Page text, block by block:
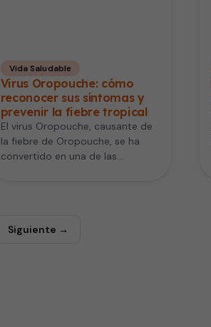
Vida Saludable
Virus Oropouche: cómo
reconocer sus síntomas y
prevenir la fiebre tropical
El virus Oropouche, causante de
la fiebre de Oropouche, se ha
convertido en una de las
Siguiente →